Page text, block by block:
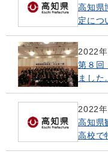
高知県
定につ
2022
第８回
ました
2022
高知
高校で